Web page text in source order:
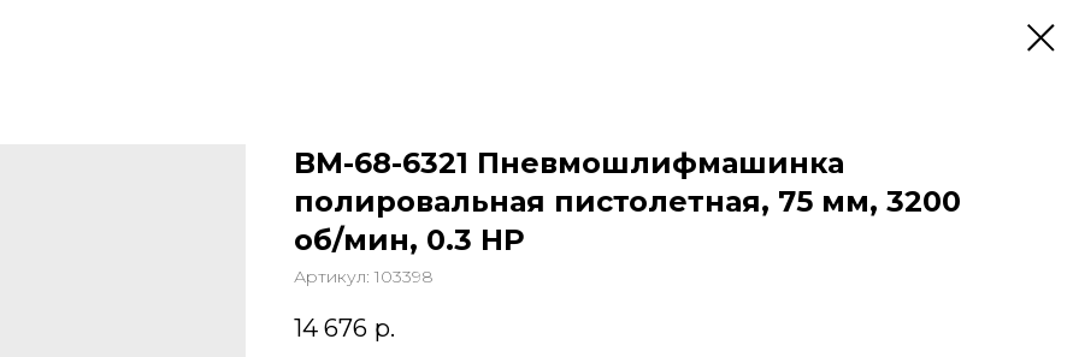
BM-68-6321 Пневмошлифмашинка
полировальная пистолетная, 75 мм, 3200
об/мин, 0.3 HP
Артикул: 103398
14 676 р.